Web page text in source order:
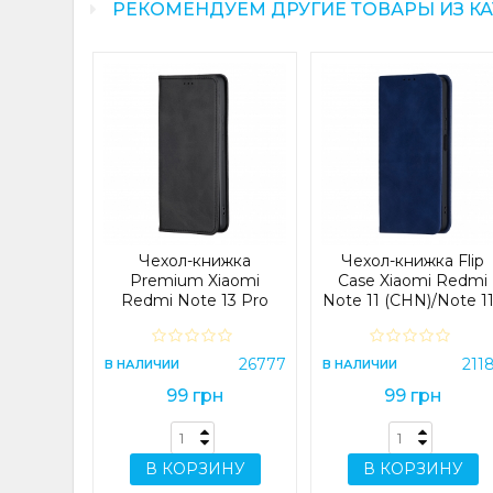
РЕКОМЕНДУЕМ ДРУГИЕ ТОВАРЫ ИЗ
Чехол-книжка
Premium Xiaomi
Redmi Note 13 Pro
В НАЛИЧИИ 26777
99 грн
В КОРЗИНУ
Чехол-книжка Flip
Case Xiaomi Redmi
Note 11 (CHN)/Note
5G/Note 11S 5G Dark
blue
В НАЛИЧИИ
99 грн
В КОРЗИНУ